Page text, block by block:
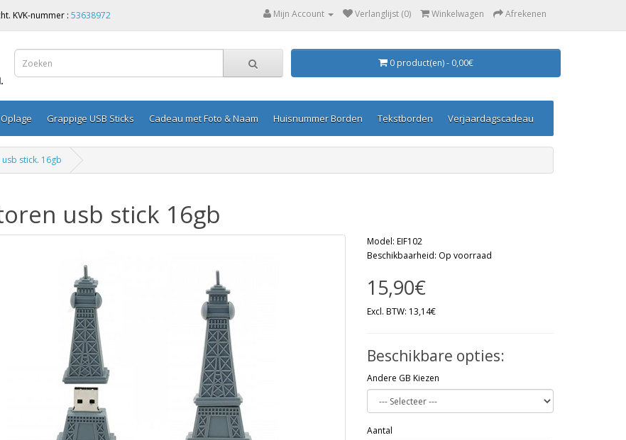
KVK-nummer : 53638972 Mijn Account Verlanglijst (0) Winkelwagen Afrekenen
0 product(en) - 0,00€
Grappige USB Sticks Cadeau met Foto & Naam Huisnummer Borden Tekstborden Verjaardagscadeau
stick. 16gb
usb stick 16gb
Model: EIF102
Beschikbaarheid: Op voorraad
15,90€
Excl. BTW: 13,14€
Beschikbare opties:
Andere GB Kiezen
Aantal